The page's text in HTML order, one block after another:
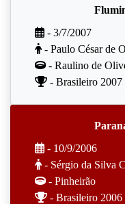
- 3/7/2007
- Paulo César de
- Raulino de
- Brasileiro 2007
- 10/9/2006
- Sérgio da Silva
- Pinheirão
- Brasileiro 2006